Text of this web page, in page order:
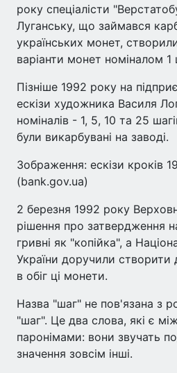
року спеціалісти
Луганську, що займався
українських монет,
варіанти монет номіналом 1
Пізніше 1992 року на
ескізи художника Василя
номіналів - 1, 5, 10 та 25
були викарбувані на заводі.
Зображення: ескізи кроків
(bank.gov.ua)
2 березня 1992 року
рішення про затвердження
гривні як "копійка", а
України доручили створити
в обіг ці монети.
Назва "шаг" не пов'язана з
"шаг". Це два слова, які є
паронімами: вони звучать
значення зовсім інші.